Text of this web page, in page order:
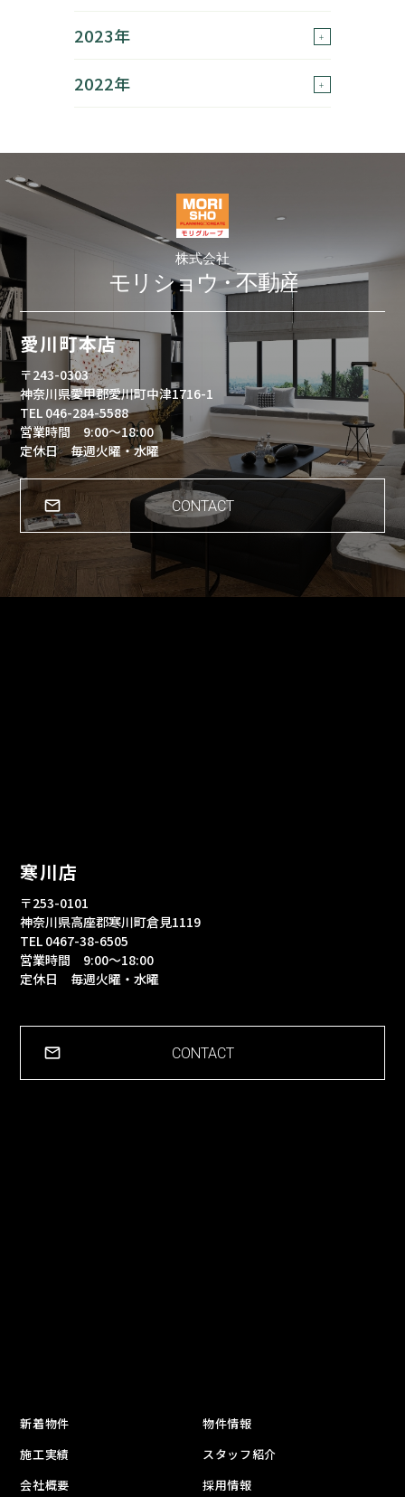
2023年
2022年
愛川町本店
〒243-0303
神奈川県愛甲郡愛川町中津1716-1
TEL 046-284-5588
営業時間 9:00～18:00
定休日 毎週火曜・水曜
CONTACT
寒川店
〒253-0101
神奈川県高座郡寒川町倉見1119
TEL 0467-38-6505
営業時間 9:00～18:00
定休日 毎週火曜・水曜
CONTACT
新着物件
物件情報
施工実績
スタッフ紹介
会社概要
採用情報